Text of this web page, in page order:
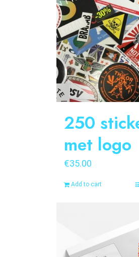
250
met logo
€35.00
Add to cart